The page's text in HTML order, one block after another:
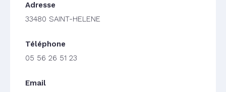
33480 SAINT-HELENE
05 56 26 51 23